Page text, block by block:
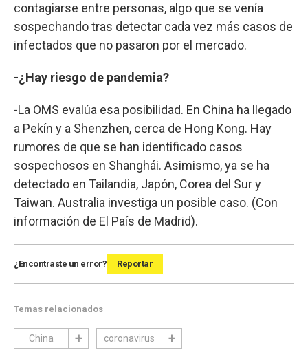
contagiarse entre personas, algo que se venía
sospechando tras detectar cada vez más casos de
infectados que no pasaron por el mercado.
-¿Hay riesgo de pandemia?
-La OMS evalúa esa posibilidad. En China ha llegado
a Pekín y a Shenzhen, cerca de Hong Kong. Hay
rumores de que se han identificado casos
sospechosos en Shanghái. Asimismo, ya se ha
detectado en Tailandia, Japón, Corea del Sur y
Taiwan. Australia investiga un posible caso. (Con
información de El País de Madrid).
¿Encontraste un error? Reportar
Temas relacionados
China coronavirus